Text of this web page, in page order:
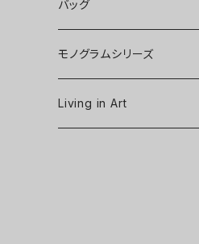
バッグ
モノグラムシリーズ
Living in Art